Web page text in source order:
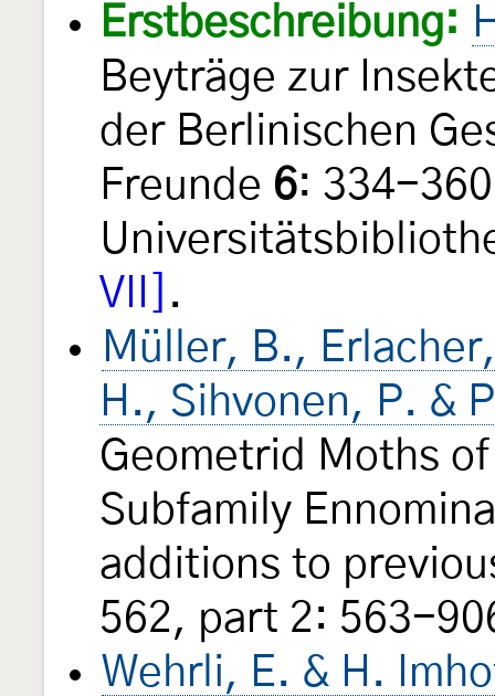
Erstbeschreibung:
Beyträge zur
der Berlinischen
Freunde 6: 334-
VII]
.
Müller, B.,
H., Sihvonen, P. &
Geometrid Moths
Subfamily
additions to
562, part 2: 563-
Wehrli, E. & H.